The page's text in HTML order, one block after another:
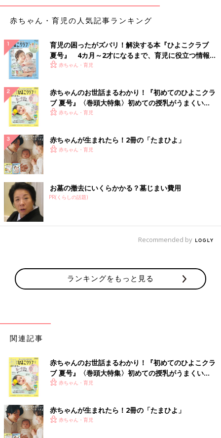
杏 子どもたちを連れて初めてパリに行ったときは、とにかく大
変でした。到着してからもいろんなことがありましたが、とって
ることは「空に電線がないね」というひと言です。そう言われて
みれば確かにないねと、視点の違いに驚きました。
――1人で3人を連れていくわけですから、飛行機の中も大変だっ
たのではないでしょうか？
杏 当時はいろんなグッズを試し、試行錯誤しました。たとえ
ば、機内で座席についても足が地面につかないので足元を埋める
グッズを準備したり、本が好きなのでそれぞれが好きな本を用意
したりして過ごしました。
――杏さんの本好きは有名ですが、きっと継いでいるのですね。
杏 幸い子どもたちはまんがや図鑑も含めて本が好きなので、移
動は電子書籍で時間をもて余すことなく過ごせます。
――パリに旅行するのと実際に生活をするのとでは大きな違いが
あるのではないでしょうか。
タイミングです。パリで子どもたちと生活をすることを決めてか
ら、二拠点生活のスタートまで2年間あって、そこでいろいろな
準備をしました。
とでは教育の期間も内容も大きく違います。フランスはバカンス
が多く、入学式や卒業式、運動会や文化祭などいわゆる学校行事
印象です。
パリの学校は水曜日が休み？日本とフランスの子ど
もたちの習い事と教育の違い
赤ちゃん・育児の人気記事ランキング
育児の困ったがズバリ！解決する本『ひよこクラブ
夏号』 4カ月～2才になるまで、育児に役立つ情報が
いっぱい！
赤ちゃん・育児
赤ちゃんのお世話まるわかり！『初めてのひよこクラ
ブ 夏号』〈巻頭大特集〉初めての授乳がうまくい
く！ おっぱい・ミルクの基本と夏のトラブル 解決テ
赤ちゃん・育児
赤ちゃんが生まれたら！2冊の「たまひよ」
赤ちゃん・育児
お墓の撤去にいくらかかる？墓じまい費用
PR(くらしの話題)
Recommended by
ランキングをもっと見る
関連記事
赤ちゃんのお世話まるわかり！『初めてのひよこクラ
ブ 夏号』〈巻頭大特集〉初めての授乳がうまくい
く！ おっぱい・ミルクの基本と夏のトラブル 解決テ
赤ちゃん・育児
赤ちゃんが生まれたら！2冊の「たまひよ」
赤ちゃん・育児